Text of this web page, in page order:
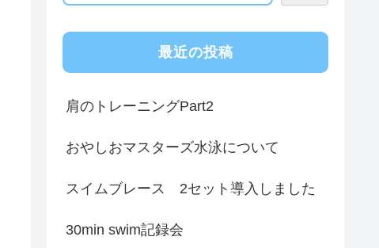
最近の投稿
肩のトレーニングPart2
おやしおマスターズ水泳について
スイムブレース 2セット導入しました
30min swim記録会